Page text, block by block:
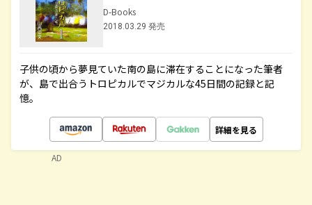
D-Books
2018.03.29 発売
子供の頃から夢見ていた南の島に滞在することになった筆者
が、島で出合うトロピカルでマジカルな45日間の記録と記
憶。
詳細を見る
AD